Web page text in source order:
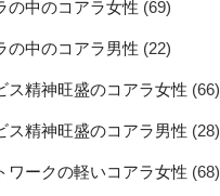
の中のコアラ女性 (69)
の中のコアラ男性 (22)
ス精神旺盛のコアラ女性 (66)
ス精神旺盛のコアラ男性 (28)
ワークの軽いコアラ女性 (68)